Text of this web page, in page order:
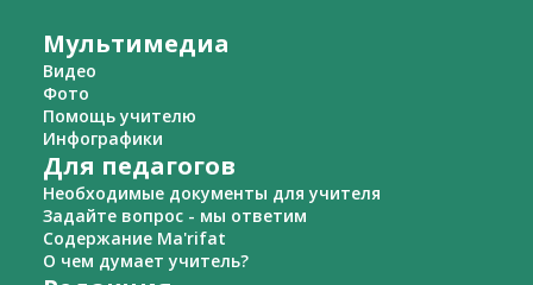
Мультимедиа
Видео
Фото
Помощь учителю
Инфографики
Для педагогов
Необходимые документы для учителя
Задайте вопрос - мы ответим
Содержание Ma'rifat
О чем думает учитель?